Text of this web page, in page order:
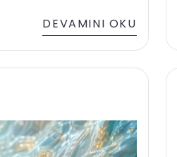
edici gıdalardır.
yaşlanmayı durduran
çözümler olarak
Sağlıklı yaş alma
ile birlikte
DEVAMINI OKU